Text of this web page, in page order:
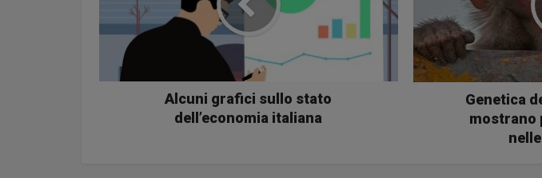
Alcuni grafici sullo stato
dell’economia italiana
Genetica
mostrano